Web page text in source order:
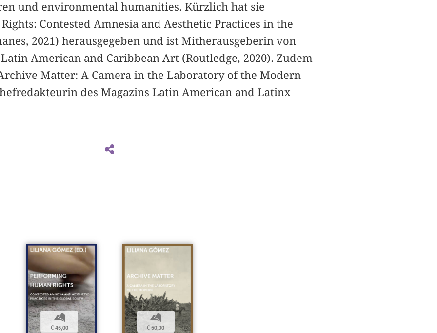
und environmental humanities. Kürzlich hat sie
Contested Amnesia and Aesthetic Practices in the
2021) herausgegeben und ist Mitherausgeberin von
American and Caribbean Art (Routledge, 2020). Zudem
Matter: A Camera in the Laboratory of the Modern
des Magazins Latin American and Latinx
b
€ 45,00
b
€ 50,00